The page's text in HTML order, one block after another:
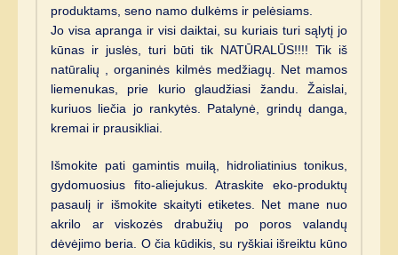
produktams, seno namo dulkėms ir pelėsiams.
Jo visa apranga ir visi daiktai, su kuriais turi sąlytį jo
kūnas ir juslės, turi būti tik NATŪRALŪS!!!! Tik iš
natūralių , organinės kilmės medžiagų. Net mamos
liemenukas, prie kurio glaudžiasi žandu. Žaislai,
kuriuos liečia jo rankytės. Patalynė, grindų danga,
kremai ir prausikliai.
Išmokite pati gamintis muilą, hidroliatinius tonikus,
gydomuosius fito-aliejukus. Atraskite eko-produktų
pasaulį ir išmokite skaityti etiketes. Net mane nuo
akrilo ar viskozės drabužių po poros valandų
dėvėjimo beria. O čia kūdikis, su ryškiai išreiktu kūno